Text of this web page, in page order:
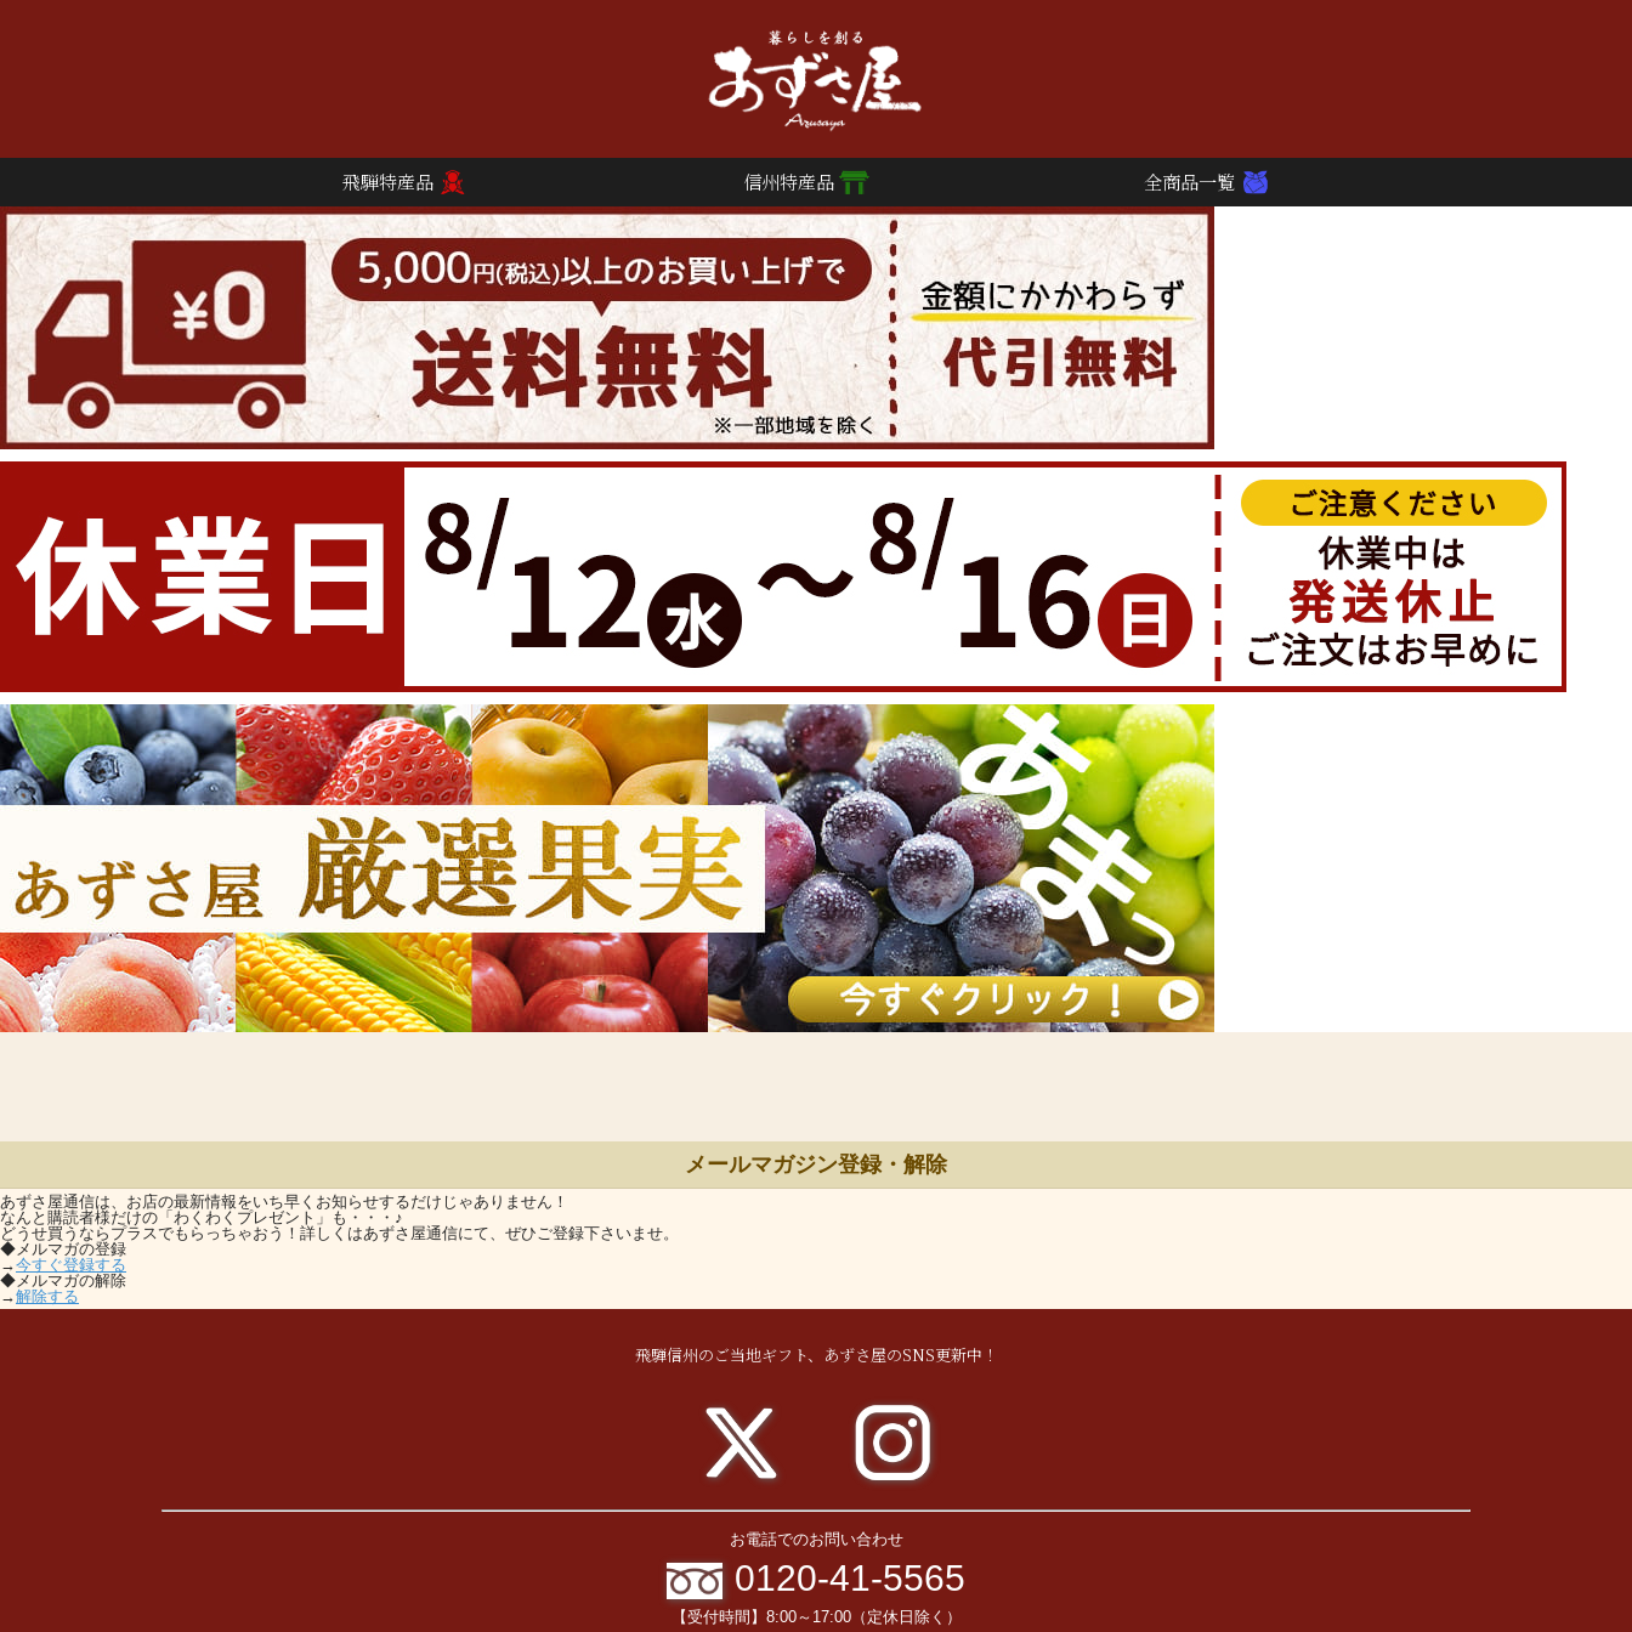
飛騨特産品 信州特産品 全商品一覧
メールマガジン登録・解除
あずさ屋通信は、お店の最新情報をいち早くお知らせするだけじゃありません！
なんと購読者様だけの「わくわくプレゼント」も・・・♪
どうせ買うならプラスでもらっちゃおう！詳しくはあずさ屋通信にて、ぜひご登録下さいませ。
◆メルマガの登録
→今すぐ登録する
◆メルマガの解除
→解除する
飛騨信州のご当地ギフト、あずさ屋のSNS更新中！
お電話でのお問い合わせ
0120-41-5565
【受付時間】8:00～17:00（定休日除く）